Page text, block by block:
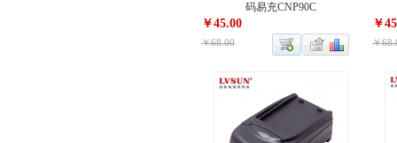
码易充CNP90C
￥45.00
￥68.00
￥
￥